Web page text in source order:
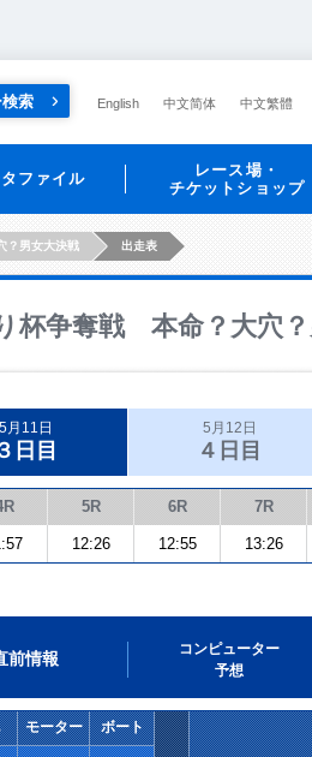
検索 English 中文简体 中文繁體
ファイル
レース場・
チケットショップ
？男女大決戦 出走表
杯争奪戦 本命？大穴
5月11日
日目
5月12日
４日目
5R 6R 7R
12:26 12:55 13:26
前情報
コンピューター
予想
モーター ボート